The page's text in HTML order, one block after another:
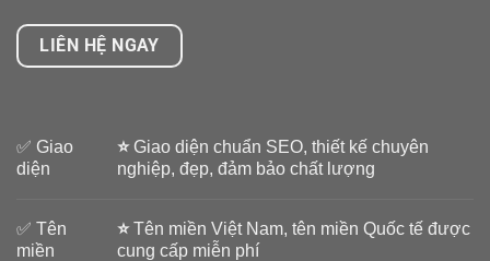
LIÊN HỆ NGAY
✅ Giao
diện
⭐ Giao diện chuẩn SEO, thiết kế chuyên
nghiệp, đẹp, đảm bảo chất lượng
✅ Tên
miền
⭐Tên miền Việt Nam, tên miền Quốc tế được
cung cấp miễn phí